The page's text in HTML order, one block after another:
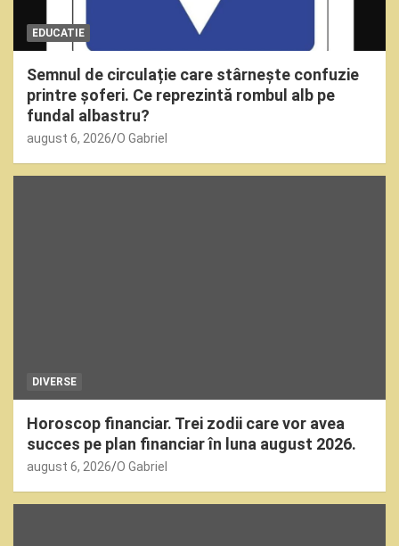
EDUCATIE
Semnul de circulație care stârnește confuzie
printre șoferi. Ce reprezintă rombul alb pe
fundal albastru?
august 6, 2026 O Gabriel
DIVERSE
Horoscop financiar. Trei zodii care vor avea
succes pe plan financiar în luna august 2026.
august 6, 2026 O Gabriel